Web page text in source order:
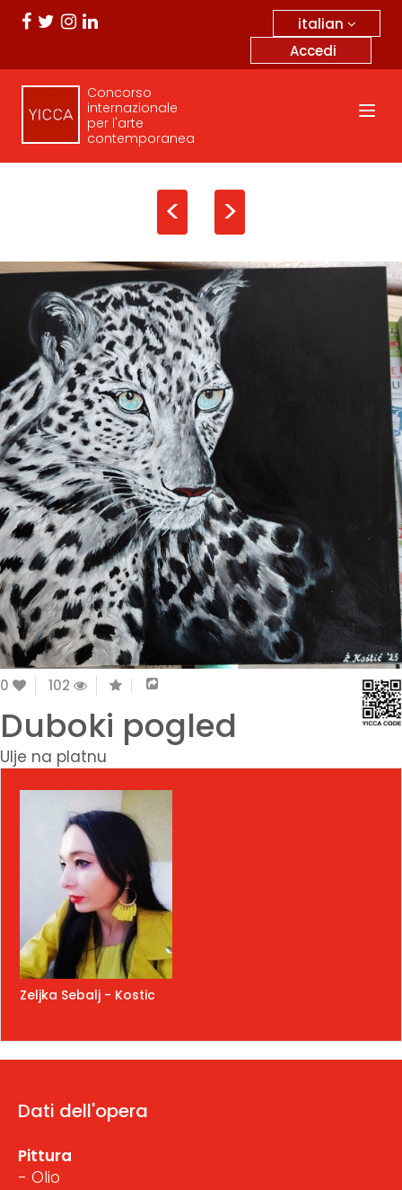
italian
Accedi
Concorso
internazionale
per l'arte
contemporanea
< >
0 102
Duboki pogled
Ulje na platnu
Zeljka Sebalj - Kostic
Dati dell'opera
Pittura
- Olio